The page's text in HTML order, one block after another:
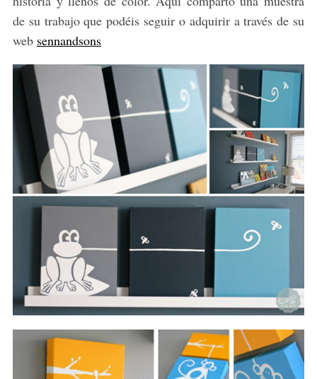
de su trabajo que podéis seguir o adquirir a través de su
web sennandsons